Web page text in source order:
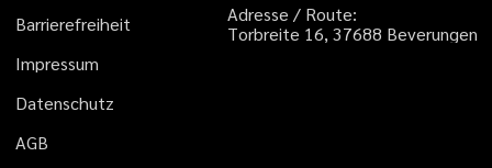
Barrierefreiheit
Impressum
Datenschutz
AGB
Adresse / Route:
Torbreite 16, 37688 Beverungen